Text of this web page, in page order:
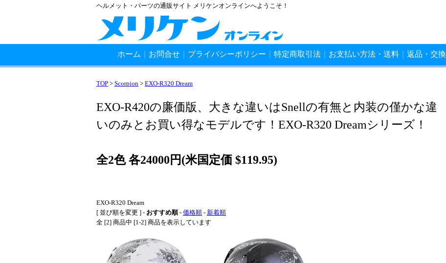
ヘルメット・パーツの通販サイト メリケンオンラインへようこそ！
ホーム お問合せ プライバシーポリシー 特定商取引法 お支払い方法・送料 返品・交換
TOP > Scorpion > EXO-R320 Dream
EXO-R420の廉価版、大きな違いはSnellの有無と内装の僅かな違
いのみとお買い得なモデルです！EXO-R320 Dreamシリーズ！
全2色 各24000円(米国定価 $119.95)
EXO-R320 Dream
[ 並び順を変更 ] - おすすめ順- 価格順 - 新着順
全 [2] 商品中 [1-2] 商品を表示しています